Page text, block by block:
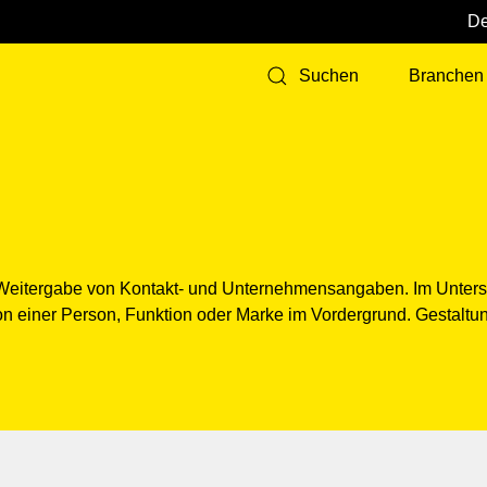
Suchen Branchen
von Kontakt- und Unternehmensangaben. Im
einer Person, Funktion oder Marke im Vordergrund.